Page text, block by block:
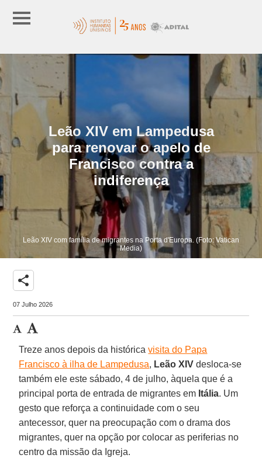
Leão XIV em Lampedusa
para renovar o apelo de
Francisco contra a
indiferença
Leão XIV com família de migrantes na Porta d'Europa. (Foto: Vatican
Media)
share
07 Julho 2026
Treze anos depois da históricavisita do Papa
Francisco à ilha de Lampedusa, Leão XIV desloca-se
também ele este sábado, 4 de julho, àquela que é a
principal porta de entrada de migrantes em Itália. Um
gesto que reforça a continuidade com o seu
antecessor, quer na preocupação com o drama dos
migrantes, quer na opção por colocar as periferias no
centro da missão da Igreja.